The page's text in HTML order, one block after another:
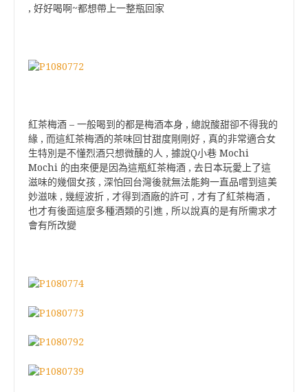
, 好好喝啊~都想帶上一整瓶回家
紅茶梅酒 – 一般喝到的都是梅酒本身 , 總說酸甜卻不得我的
緣 , 而這紅茶梅酒的茶味回甘甜度剛剛好 , 真的非常適合女
生特別是不懂烈酒只想微醺的人 , 據說Q小巷 Mochi
Mochi 的由來便是因為這瓶紅茶梅酒 , 去日本玩愛上了這
滋味的幾個女孩 , 深怕回台灣後就無法能夠一直品嚐到這美
妙滋味 , 幾經波折 , 才得到酒廠的許可 , 才有了紅茶梅酒 ,
也才有後面這麼多種酒類的引進 , 所以說真的是有所需求才
會有所改變